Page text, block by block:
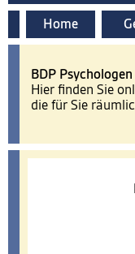
Home
BDP
Hier finden Sie
die für Sie